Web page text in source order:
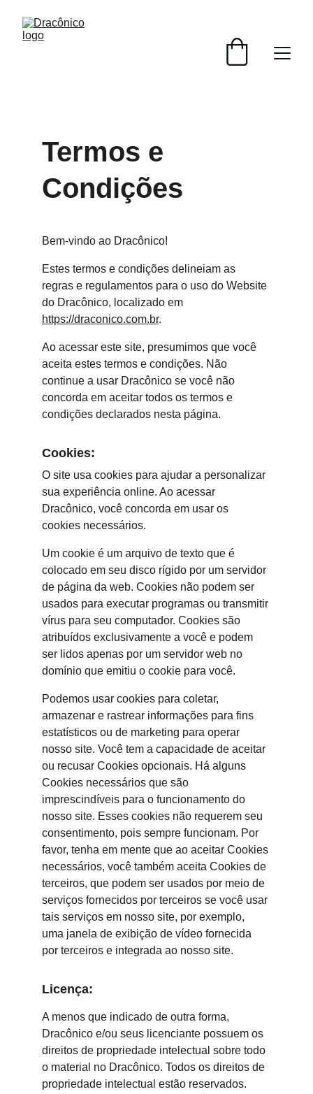
Bem-vindo ao Dracônico!
Estes termos e condições delineiam as
regras e regulamentos para o uso do Website
do Dracônico, localizado em
https://draconico.com.br.
Ao acessar este site, presumimos que você
aceita estes termos e condições. Não
continue a usar Dracônico se você não
concorda em aceitar todos os termos e
condições declarados nesta página.
Cookies:
O site usa cookies para ajudar a personalizar
sua experiência online. Ao acessar
Dracônico, você concorda em usar os
cookies necessários.
Um cookie é um arquivo de texto que é
colocado em seu disco rígido por um servidor
de página da web. Cookies não podem ser
usados para executar programas ou transmitir
vírus para seu computador. Cookies são
atribuídos exclusivamente a você e podem
ser lidos apenas por um servidor web no
domínio que emitiu o cookie para você.
Podemos usar cookies para coletar,
armazenar e rastrear informações para fins
estatísticos ou de marketing para operar
nosso site. Você tem a capacidade de aceitar
ou recusar Cookies opcionais. Há alguns
Cookies necessários que são
imprescindíveis para o funcionamento do
nosso site. Esses cookies não requerem seu
consentimento, pois sempre funcionam. Por
favor, tenha em mente que ao aceitar Cookies
necessários, você também aceita Cookies de
terceiros, que podem ser usados por meio de
serviços fornecidos por terceiros se você usar
tais serviços em nosso site, por exemplo,
uma janela de exibição de vídeo fornecida
por terceiros e integrada ao nosso site.
Licença:
A menos que indicado de outra forma,
Dracônico e/ou seus licenciante possuem os
direitos de propriedade intelectual sobre todo
o material no Dracônico. Todos os direitos de
propriedade intelectual estão reservados.
Termos e
Condições